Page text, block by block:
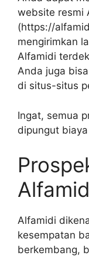
website resmi
(https://
mengirimkan
Alfamidi
Anda juga
di situs-situs
Ingat, semua
dipungut
Alfamidi
kesempatan
berkembang,